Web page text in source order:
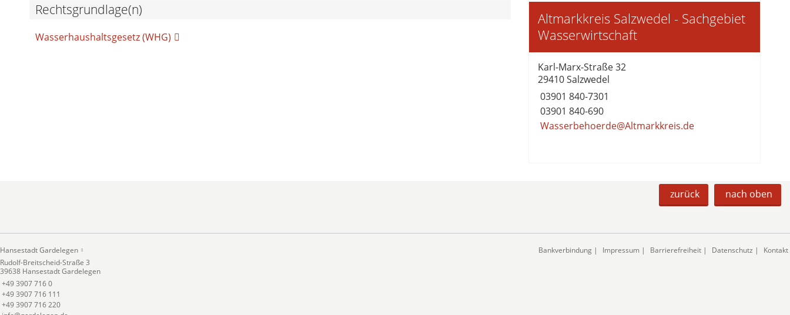
Rechtsgrundlage(n)
Wasserhaushaltsgesetz (WHG)
Altmarkkreis Salzwedel - Sachgebiet
Wasserwirtschaft
Karl-Marx-Straße 32
29410 Salzwedel
03901 840-7301
03901 840-690
Wasserbehoerde@Altmarkkreis.de
zurück nach oben
Hansestadt Gardelegen
Rudolf-Breitscheid-Straße 3
39638 Hansestadt Gardelegen
+49 3907 716 0
+49 3907 716 111
+49 3907 716 220
Bankverbindung| Impressum| Barrierefreiheit| Datenschutz | Kontakt